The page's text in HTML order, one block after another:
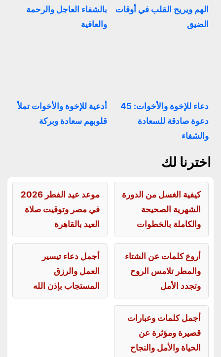
الهم ويريح القلب في أوقات
الضيق
بالشفاء العاجل والرحمة
والعافية
دعاء للإخوة والأخوات: 45
دعوة صادقة للسعادة
والشفاء
أدعية للإخوة والأخوات تملأ
قلوبهم سعادة وبركة
اخترنا لك
كيفية الغسل من الدورة
الشهرية الصحيحة
والكاملة بالخطوات
موعد عيد الفطر 2026
في مصر وتوقيت صلاة
العيد بالقاهرة
أروع كلمات عن الشتاء
والمطر تلامس الروح
وتجدد الأمل
أجمل دعاء تيسير
العمل والرزق
المستجاب بإذن الله
أجمل كلمات وعبارات
قصيرة ومؤثرة عن
الحياة والأمل والنجاح